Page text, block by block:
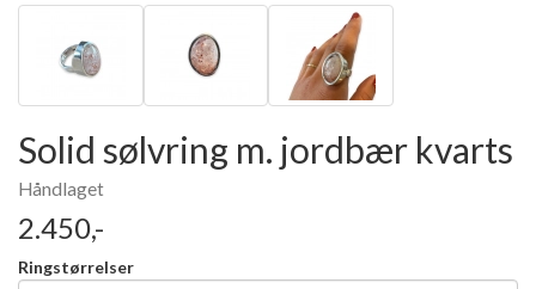
Solid sølvring m. jordbær kvarts
Håndlaget
2.450,-
Ringstørrelser